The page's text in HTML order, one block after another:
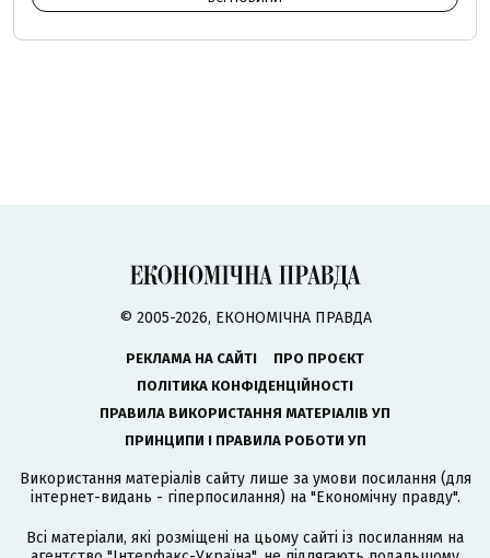
© 2005-2026, ЕКОНОМІЧНА ПРАВДА
РЕКЛАМА НА САЙТІ
ПРО ПРОЄКТ
ПОЛІТИКА КОНФІДЕНЦІЙНОСТІ
ПРАВИЛА ВИКОРИСТАННЯ МАТЕРІАЛІВ УП
ПРИНЦИПИ І ПРАВИЛА РОБОТИ УП
Використання матеріалів сайту лише за умови посилання (для
інтернет-видань - гіперпосилання) на "Економічну правду".
Всі матеріали, які розміщені на цьому сайті із посиланням на